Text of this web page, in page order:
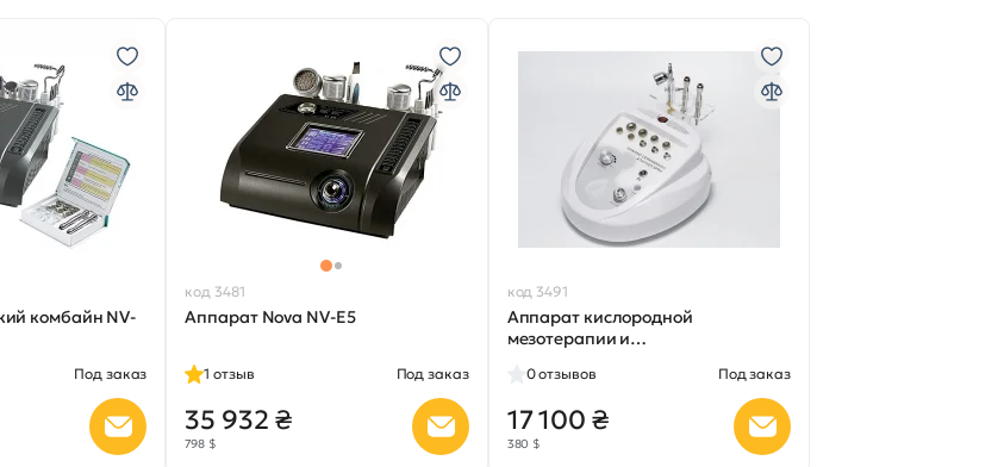
комбайн NV-
Под заказ
код 3481
Аппарат Nova NV-E5
1отзыв Под заказ
35 932 ₴
798 $
код 3491
Аппарат кислородной
мезотерапии и
0отзывов Под заказ
17 100 ₴
380 $